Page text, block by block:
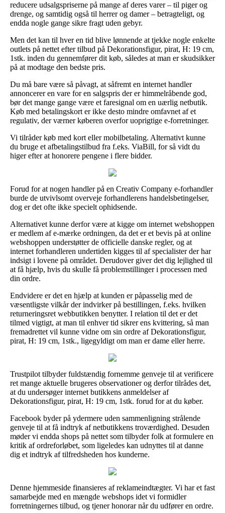
reducere udsalgspriserne på mange af deres varer – til piger og
drenge, og samtidig også til herrer og damer – betragteligt, og
endda nogle gange sikre fragt uden gebyr.
Men det kan til hver en tid blive lønnende at tjekke nogle enkelte
outlets på nettet efter tilbud på Dekorationsfigur, pirat, H: 19 cm,
1stk. inden du gennemfører dit køb, således at man er skudsikker
på at modtage den bedste pris.
Du må bare være så påvagt, at såfremt en internet handler
annoncerer en vare for en salgspris der er himmelråbende god,
bør det mange gange være et faresignal om en uærlig netbutik.
Køb med betalingskort er ikke desto mindre omfavnet af et
regulativ, der værner køberen overfor uoprigtige e-forretninger.
Vi tilråder køb med kort eller mobilbetaling. Alternativt kunne
du bruge et afbetalingstilbud fra f.eks. ViaBill, for så vidt du
higer efter at honorere pengene i flere bidder.
Forud for at nogen handler på en Creativ Company e-forhandler
burde de utvivlsomt overveje forhandlerens handelsbetingelser,
dog er det ofte ikke specielt ophidsende.
Alternativet kunne derfor være at kigge om internet webshoppen
er medlem af e-mærke ordningen, da det er et bevis på at online
webshoppen understøtter de officielle danske regler, og at
internet forhandleren undertiden kigges til af specialister der har
indsigt i lovene på området. Derudover giver det dig lejlighed til
at få hjælp, hvis du skulle få problemstillinger i processen med
din ordre.
Endvidere er det en hjælp at kunden er påpasselig med de
væsentligste vilkår der indvirker på bestillingen, f.eks. hvilken
returneringsret webbutikken benytter. I relation til det er det
tilmed vigtigt, at man til enhver tid sikrer ens kvittering, så man
fremadrettet vil kunne vidne om sin ordre af Dekorationsfigur,
pirat, H: 19 cm, 1stk., ligegyldigt om man er dame eller herre.
Trustpilot tilbyder fuldstændig fornemme genveje til at verificere
ret mange aktuelle brugeres observationer og derfor tilrådes det,
at du undersøger internet butikkens anmeldelser af
Dekorationsfigur, pirat, H: 19 cm, 1stk. forud for at du køber.
Facebook byder på ydermere uden sammenligning strålende
genveje til at få indtryk af netbutikkens troværdighed. Desuden
møder vi endda shops på nettet som tilbyder folk at formulere en
kritik af ordreforløbet, som ligeledes kan udnyttes til at danne
dig et indtryk af tilfredsheden hos kunderne.
Denne hjemmeside finansieres af reklameindtægter. Vi har et fast
samarbejde med en mængde webshops idet vi formidler
forretningernes tilbud, og tjener honorar når du udfører en ordre.